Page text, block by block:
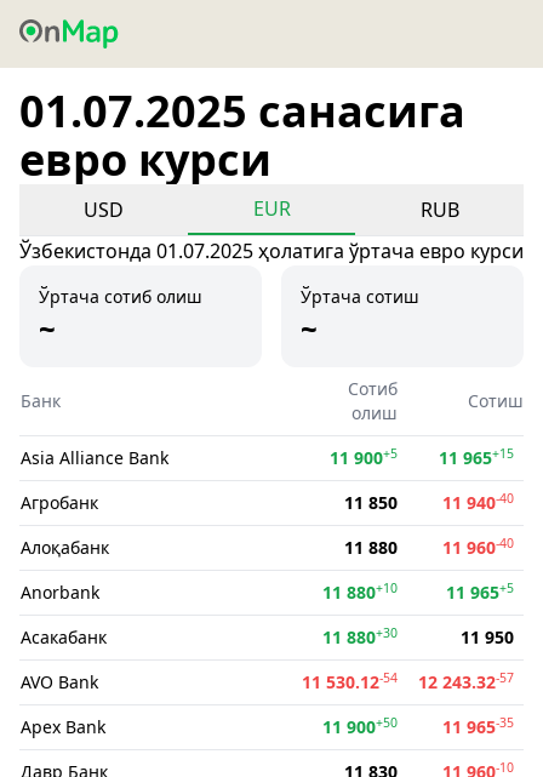
01.07.2025 санасига
евро курси
USD EUR
RUB
Ўзбекистонда 01.07.2025 ҳолатига ўртача евро курси
Ўртача сотиб олиш
~
Ўртача сотиш
~
Банк
Сотиб
олиш
Сотиш
Asia Alliance Bank 11 900+5 11 965+15
Агробанк 11 850 11 940-40
Алоқабанк 11 880 11 960-40
Anorbank 11 880+10 11 965+5
Асакабанк 11 880+30
11 950
AVO Bank
11 530.12-54 12 243.32-57
Apex Bank 11 900+50 11 965-35
Давр Банк 11 830 11 960-10